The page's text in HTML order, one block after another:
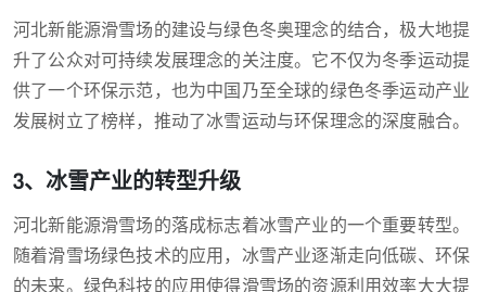
河北新能源滑雪场的建设与绿色冬奥理念的结合，极大地提
升了公众对可持续发展理念的关注度。它不仅为冬季运动提
供了一个环保示范，也为中国乃至全球的绿色冬季运动产业
发展树立了榜样，推动了冰雪运动与环保理念的深度融合。
3、冰雪产业的转型升级
河北新能源滑雪场的落成标志着冰雪产业的一个重要转型。
随着滑雪场绿色技术的应用，冰雪产业逐渐走向低碳、环保